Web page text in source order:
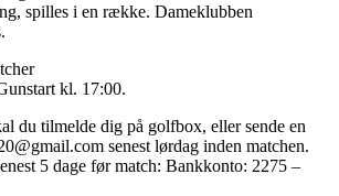
spilles i en række. Dameklubben
kl. 17:00.
du tilmelde dig på golfbox, eller sende en
senest lørdag inden matchen.
5 dage før match: Bankkonto: 2275 –